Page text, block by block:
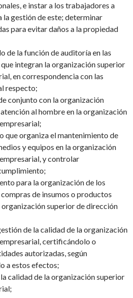
e instar a los trabajadores a
la gestión de este; determinar
para evitar daños a la propiedad
de la función de auditoría en las
integran la organización superior
en correspondencia con las
respecto;
conjunto con la organización
al hombre en la organización
que organiza el mantenimiento de
y equipos en la organización
y controlar
para la organización de los
de insumos o productos
superior de dirección
de la calidad de la organización
certificándolo o
autorizadas, según
a estos efectos;
calidad de la organización superior